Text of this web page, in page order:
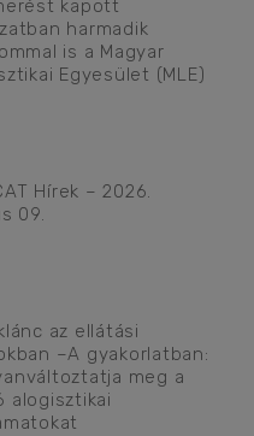
kapott
harmadik
is a Magyar
Egyesület (MLE)
Hírek – 2026.
09.
az ellátási
–A gyakorlatban:
meg a
alogisztikai